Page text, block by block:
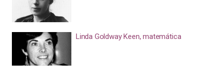
Linda Goldway Keen, matemática